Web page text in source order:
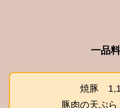
一品
焼豚
豚肉の天ぷ